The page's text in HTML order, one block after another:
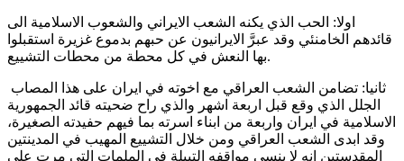
اولا: الحب الذي يكنه الشعب الايراني والشعوب الاسلامية الى
قائدهم الخامنئي وقد عبرَّ الايرانيون عن حبهم بدموع غزيرة استقبلوا
بها النعش في كل محطة من محطات التشييع.
الجلل الذي وقع قبل اربعة اشهر والذي راح ضحيته قائد الجمهورية
الاسلامية في ايران واربعة من ابناء اسرته بما فيهم حفيدته الصغيرة،
وقد ابدى الشعب العراقي ومن خلال التشييع المهيب في المدينتين
المقدستين انه لا ينسى مواقفه التبيلة في الملمات التي مرت على